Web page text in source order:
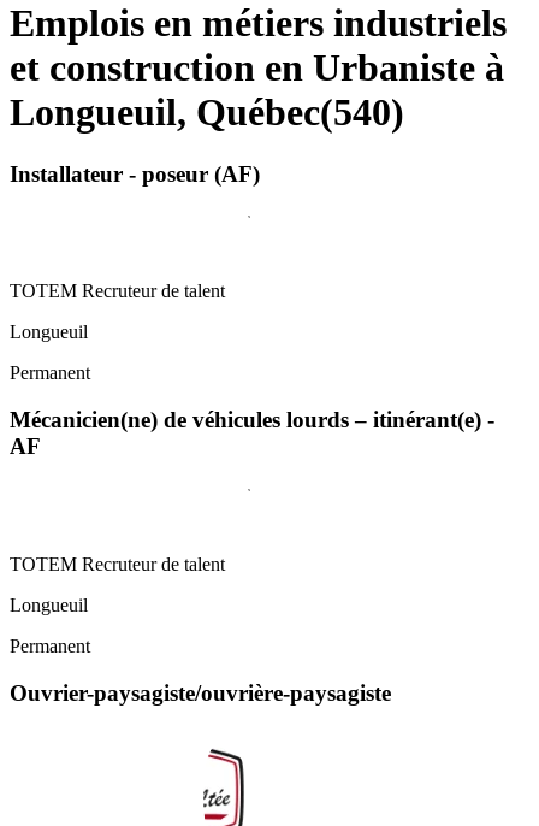
Emplois en métiers industriels
et construction en Urbaniste à
Longueuil, Québec(540)
Installateur - poseur (AF)
TOTEM Recruteur de talent
Longueuil
Permanent
Mécanicien(ne) de véhicules lourds – itinérant(e) -
AF
TOTEM Recruteur de talent
Longueuil
Permanent
Ouvrier-paysagiste/ouvrière-paysagiste